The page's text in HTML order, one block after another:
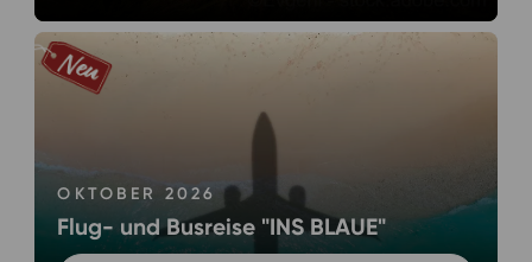
OKTOBER 2026
Flug- und Busreise "INS BLAUE"